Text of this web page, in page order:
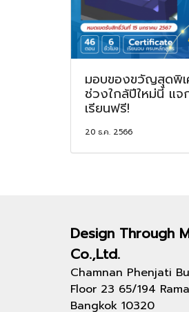
มอบของขวัญสุดพิเ
ช่วงใกล้ปีใหม่นี้ แจ
เรียนฟรี!
20 ธ.ค. 2566
Design Through
Co.,Ltd.
Chamnan Phenjati
Floor 23 65/194
Bangkok 10320